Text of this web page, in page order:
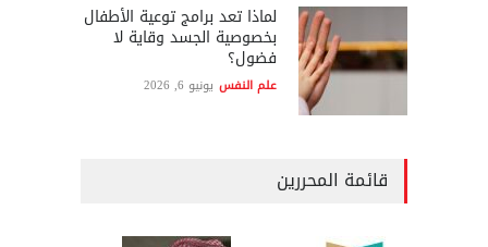
لماذا تعد برامج توعية الأطفال
بخصوصية الجسد وقاية لا
فضول؟
علم النفس يونيو 6, 2026
قائمة المحررين